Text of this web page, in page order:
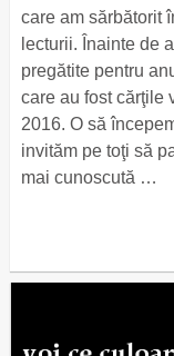
care am sărbătorit
lecturii. Înainte de
pregătite pentru
care au fost cărţile
2016. O să
invităm pe toţi să
mai cunoscută …